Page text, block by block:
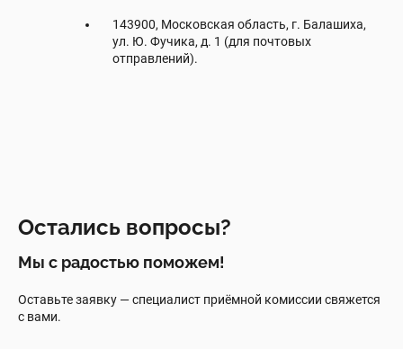
143900, Московская область, г. Балашиха,
ул. Ю. Фучика, д. 1 (для почтовых
отправлений).
Остались вопросы?
Мы с радостью поможем!
Оставьте заявку — специалист приёмной комиссии свяжется
с вами.